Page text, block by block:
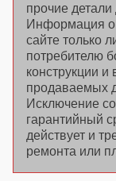
прочие
Информация о
сайте только
потребителю
конструкции и
продаваемых
Исключение
гарантийный
действует и
ремонта или